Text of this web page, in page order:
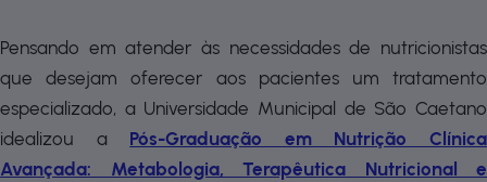
Pensando em atender às necessidades de nutricionistas
que desejam oferecer aos pacientes um tratamento
especializado, a Universidade Municipal de São Caetano
idealizou a
Pós-Graduação em Nutrição Clínica
Avançada: Metabologia, Terapêutica Nutricional e